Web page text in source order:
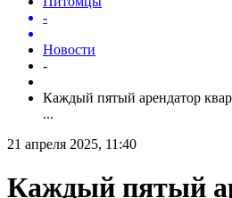
-
Новости
-
Каждый пятый арендатор
...
21 апреля 2025, 11:40
Каждый пятый